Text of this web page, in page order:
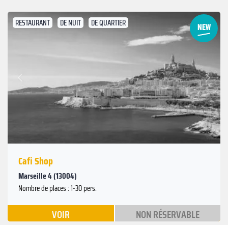
RESTAURANT DE NUIT DE QUARTIER
Précédent
Suivant
Cafi Shop
Marseille 4 (13004)
Nombre de places : 1-30 pers.
VOIR NON RÉSERVABLE